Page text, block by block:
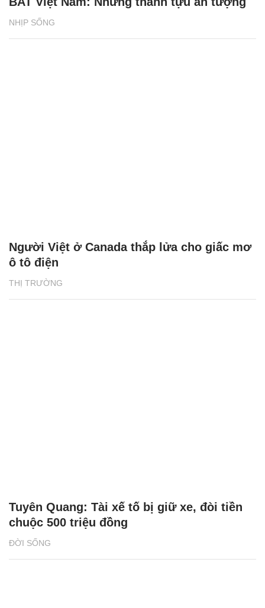
NHỊP SỐNG
THỊ TRƯỜNG
Người Việt ở Canada thắp lửa cho giấc mơ
ô tô điện
ĐỜI SỐNG
Tuyên Quang: Tài xế tố bị giữ xe, đòi tiền
chuộc 500 triệu đồng